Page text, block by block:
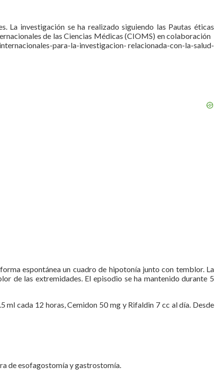
La investigación se ha realizado siguiendo las Pautas éticas
de las Ciencias Médicas (CIOMS) en colaboración
para-la-investigacion- relacionada-con-la-salud-
espontánea un cuadro de hipotonía junto con temblor. La
de las extremidades. El episodio se ha mantenido durante 5
cada 12 horas, Cemidon 50 mg y Rifaldin 7 cc al día. Desde
de esofagostomía y gastrostomía.